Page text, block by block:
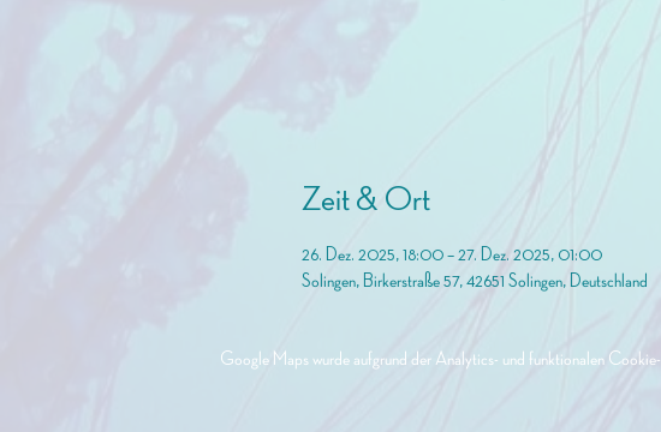
Zeit & Ort
26. Dez. 2025, 18:00 – 27. Dez. 2025, 01:00
Solingen, Birkerstraße 57, 42651 Solingen, Deutschland
Google Maps wurde aufgrund der Analytics- und funktionalen